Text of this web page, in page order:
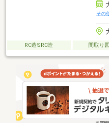
その
RC造SRC造 間取り